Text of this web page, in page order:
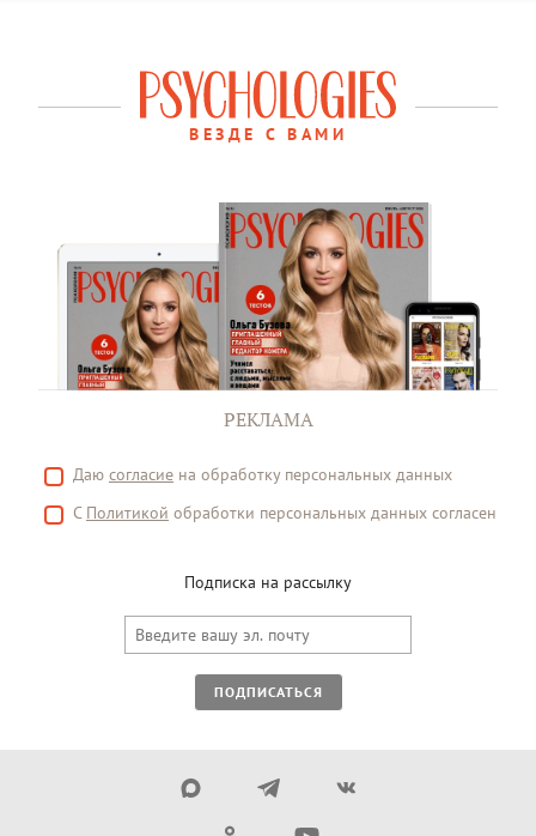
ВЕЗДЕ С ВАМИ
РЕКЛАМА
Даю согласие на обработку персональных данных
С Политикой обработки персональных данных согласен
Подписка на рассылку
ПОДПИСАТЬСЯ